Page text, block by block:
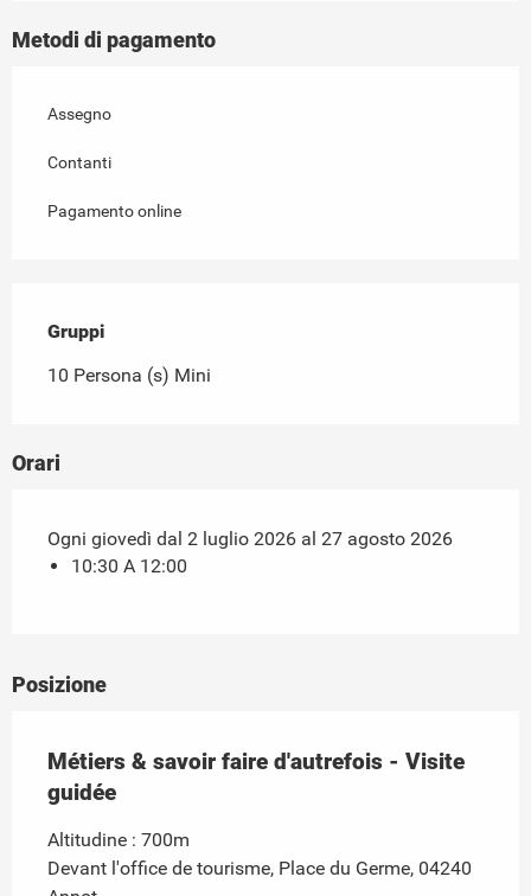
Metodi di pagamento
Assegno
Contanti
Pagamento online
Gruppi
Gruppi
10 Persona (s) Mini
Orari
Ogni giovedì dal 2 luglio 2026 al 27 agosto 2026
10:30 A 12:00
Posizione
Métiers & savoir faire d'autrefois - Visite
guidée
Altitudine : 700m
Devant l'office de tourisme, Place du Germe, 04240